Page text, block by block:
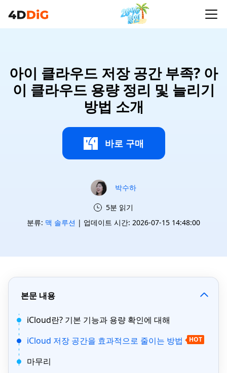
아이 클라우드 저장 공간 부족? 아
이 클라우드 용량 정리 및 늘리기
방법 소개
바로 구매
박수하
5분 읽기
분류: 맥 솔루션 | 업데이트 시간: 2026-07-15 14:48:00
본문 내용
iCloud란? 기본 기능과 용량 확인에 대해
iCloud 저장 공간을 효과적으로 줄이는 방법
HOT
마무리